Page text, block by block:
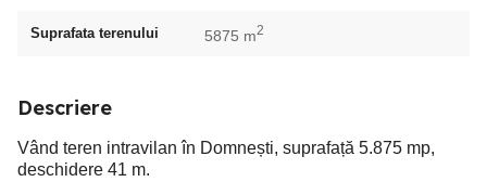
Suprafata terenului 5875 m2
Descriere
Vând teren intravilan în Domnești, suprafață 5.875 mp,
deschidere 41 m.